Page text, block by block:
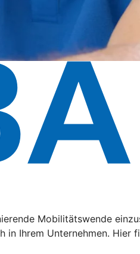
Mobilitätswende
Ihrem Unternehmen. Hier